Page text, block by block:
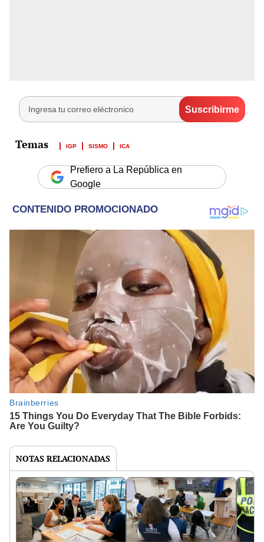
IGP SISMO ICA
Prefiero a La República en
Google
NOTAS RELACIONADAS